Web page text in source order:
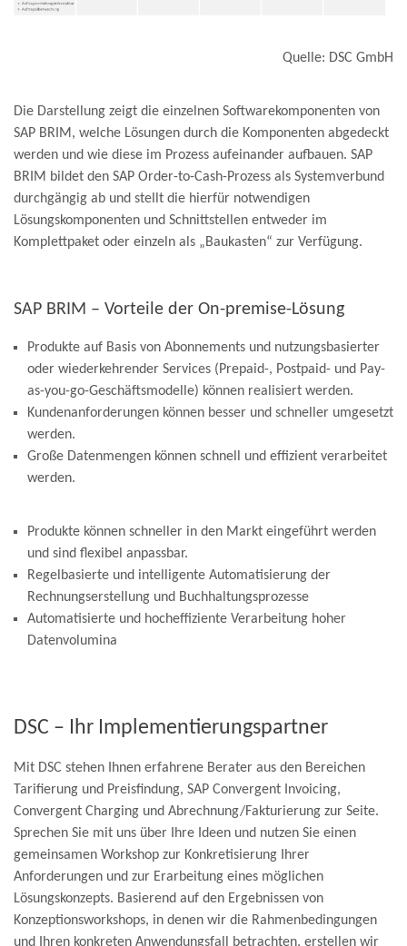
Quelle: DSC GmbH
Die Darstellung zeigt die einzelnen Softwarekomponenten von
SAP BRIM, welche Lösungen durch die Komponenten abgedeckt
werden und wie diese im Prozess aufeinander aufbauen. SAP
BRIM bildet den SAP Order-to-Cash-Prozess als Systemverbund
durchgängig ab und stellt die hierfür notwendigen
Lösungskomponenten und Schnittstellen entweder im
Komplettpaket oder einzeln als „Baukasten“ zur Verfügung.
SAP BRIM – Vorteile der On-premise-Lösung
Produkte auf Basis von Abonnements und nutzungsbasierter
oder wiederkehrender Services (Prepaid-, Postpaid- und Pay-
as-you-go-Geschäftsmodelle) können realisiert werden.
Kundenanforderungen können besser und schneller umgesetzt
werden.
Große Datenmengen können schnell und effizient verarbeitet
werden.
Produkte können schneller in den Markt eingeführt werden
und sind flexibel anpassbar.
Regelbasierte und intelligente Automatisierung der
Rechnungserstellung und Buchhaltungsprozesse
Automatisierte und hocheffiziente Verarbeitung hoher
Datenvolumina
DSC – Ihr Implementierungspartner
Mit DSC stehen Ihnen erfahrene Berater aus den Bereichen
Tarifierung und Preisfindung, SAP Convergent Invoicing,
Convergent Charging und Abrechnung/Fakturierung zur Seite.
Sprechen Sie mit uns über Ihre Ideen und nutzen Sie einen
gemeinsamen Workshop zur Konkretisierung Ihrer
Anforderungen und zur Erarbeitung eines möglichen
Lösungskonzepts. Basierend auf den Ergebnissen von
Konzeptionsworkshops, in denen wir die Rahmenbedingungen
und Ihren konkreten Anwendungsfall betrachten, erstellen wir